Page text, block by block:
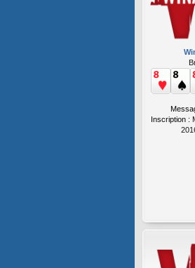
Inscription :